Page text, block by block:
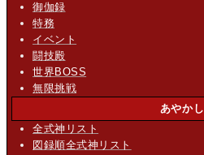
御伽録
特務
イベント
闘技殿
世界BOSS
無限挑戦
あやかし
全式神リスト
図録順全式神リスト